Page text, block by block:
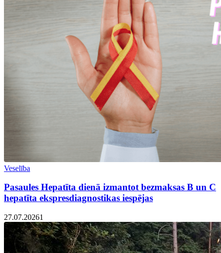
Veselība
Pasaules Hepatīta dienā izmantot bezmaksas B un C
hepatīta ekspresdiagnostikas iespējas
27.07.20261